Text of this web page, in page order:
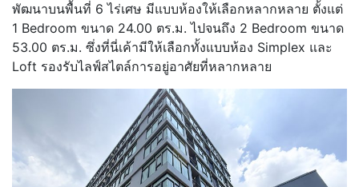
พัฒนาบนพื้นที่ 6 ไร่เศษ มีแบบห้องให้เลือกหลากหลาย ตั้งแต่
1 Bedroom ขนาด 24.00 ตร.ม. ไปจนถึง 2 Bedroom ขนาด
53.00 ตร.ม. ซึ่งที่นี่เค้ามีให้เลือกทั้งแบบห้อง Simplex และ
Loft รองรับไลฟ์สไตล์การอยู่อาศัยที่หลากหลาย